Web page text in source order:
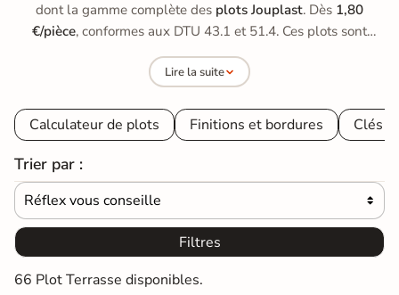
dont la gamme complète des plots Jouplast. Dès 1,80
€/pièce, conformes aux DTU 43.1 et 51.4. Ces plots sont
conçus pour la pose desdalles de terrasse sur plot en grès
. Découvrez ci-dessous notre sélection, puis le
projet.
Lire la suite
Calculateur de plots Finitions et bordures Clés
Trier par :
Réflex vous conseille 
Filtres
66 Plot Terrasse disponibles.